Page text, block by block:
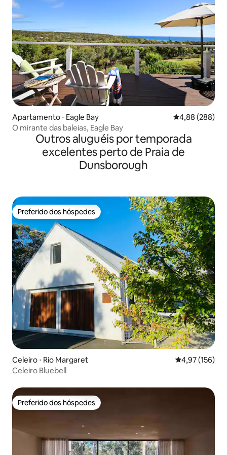
Apartamento ⋅ Eagle Bay 4,88 de uma
4,88 (288)
O mirante das baleias, Eagle Bay
Outros aluguéis por temporada
excelentes perto de Praia de
Dunsborough
Preferido dos hóspedes
Preferido dos hóspedes
Celeiro ⋅ Rio Margaret 4,97 de uma
4,97 (156)
Celeiro Bluebell
Preferido dos hóspedes
Preferido dos hóspedes